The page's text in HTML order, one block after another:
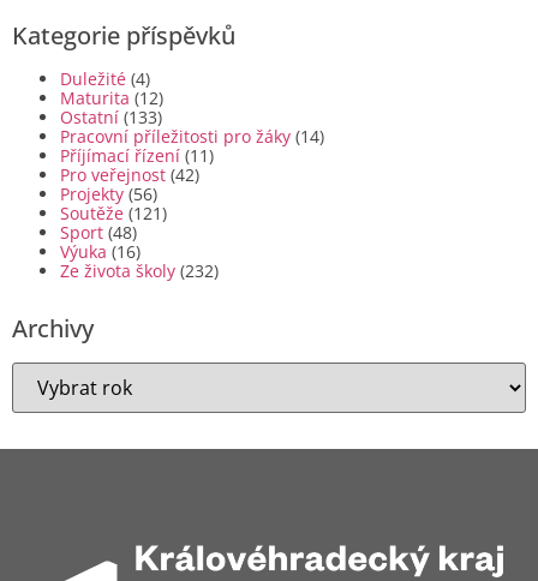
Kategorie příspěvků
Duležité (4)
Maturita (12)
Ostatní (133)
Pracovní příležitosti pro žáky (14)
Příjímací řízení (11)
Pro veřejnost (42)
Projekty (56)
Soutěže (121)
Sport (48)
Výuka (16)
Ze života školy (232)
Archivy